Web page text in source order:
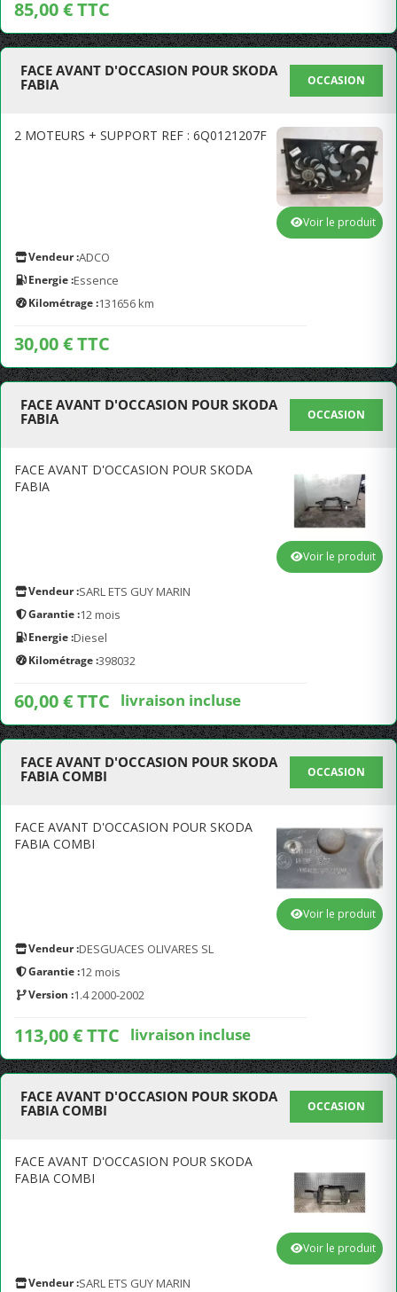
85,00 € TTC
FACE AVANT D'OCCASION POUR SKODA
FABIA
OCCASION
2 MOTEURS + SUPPORT REF : 6Q0121207F
Vendeur :ADCO
Energie :Essence
Kilométrage :131656 km
30,00 € TTC
Voir le produit
FACE AVANT D'OCCASION POUR SKODA
FABIA
OCCASION
FACE AVANT D'OCCASION POUR SKODA
FABIA
Vendeur :SARL ETS GUY MARIN
Garantie :12 mois
Energie :Diesel
Kilométrage :398032
60,00 € TTC livraison incluse
Voir le produit
FACE AVANT D'OCCASION POUR SKODA
FABIA COMBI
OCCASION
FACE AVANT D'OCCASION POUR SKODA
FABIA COMBI
Vendeur :DESGUACES OLIVARES SL
Garantie :12 mois
Version :1.4 2000-2002
113,00 € TTC livraison incluse
Voir le produit
FACE AVANT D'OCCASION POUR SKODA
FABIA COMBI
OCCASION
FACE AVANT D'OCCASION POUR SKODA
FABIA COMBI
Vendeur :SARL ETS GUY MARIN
Voir le produit